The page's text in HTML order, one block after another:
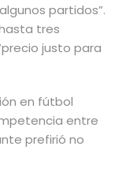
partidos”.
tres
justo para
en fútbol
entre
prefirió no